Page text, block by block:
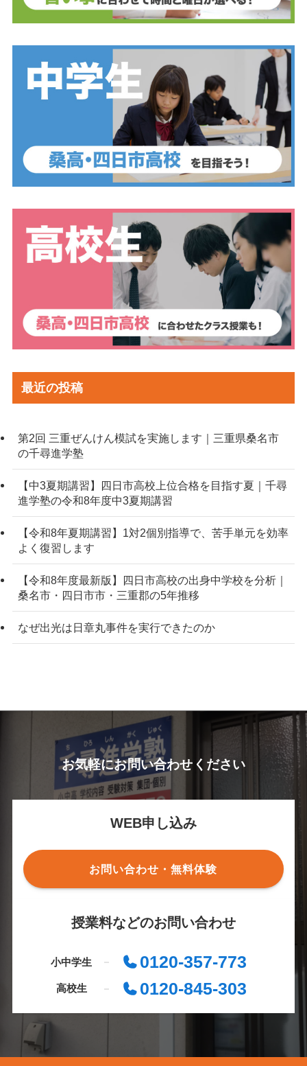
最近の投稿
第2回 三重ぜんけん模試を実施します｜三重県桑名市
の千尋進学塾
【中3夏期講習】四日市高校上位合格を目指す夏｜千尋
進学塾の令和8年度中3夏期講習
【令和8年夏期講習】1対2個別指導で、苦手単元を効率
よく復習します
【令和8年度最新版】四日市高校の出身中学校を分析｜
桑名市・四日市市・三重郡の5年推移
なぜ出光は日章丸事件を実行できたのか
お気軽にお問い合わせください
WEB申し込み
お問い合わせ・無料体験
授業料などのお問い合わせ
小中学生 0120-357-773
高校生 0120-845-303